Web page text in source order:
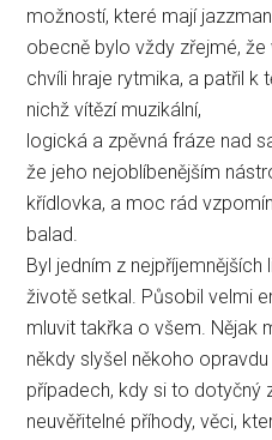
možností, které mají
obecně bylo vždy zřejmé,
chvíli hraje rytmika, a patřil k
nichž vítězí muzikální,
logická a zpěvná fráze nad
že jeho nejoblíbenějším
křídlovka, a moc rád
balad.
Byl jedním z
životě setkal. Působil velmi
mluvit takřka o všem. Nějak
někdy slyšel někoho
případech, kdy si to dotyčný
neuvěřitelné příhody, věci,